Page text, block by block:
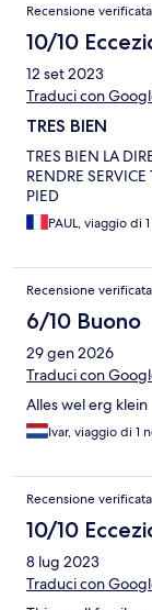
Recensione verificata
10/10
12 set 2023
Traduci con
TRES BIEN
TRES BIEN LA
RENDRE
PIED
PAUL, viaggio di
Recensione verificata
6/10 Buono
29 gen 2026
Traduci con
Alles wel erg klein
Ivar, viaggio di 1
Recensione verificata
10/10
8 lug 2023
Traduci con